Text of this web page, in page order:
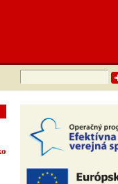
Hľadať: